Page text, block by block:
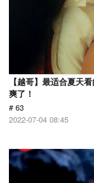
【越哥】最适合夏天
爽了！
# 63
2022-07-04 08:45